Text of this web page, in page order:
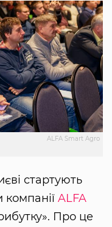
ALFA Smart Agro
стартують
компанії ALFA
Про це